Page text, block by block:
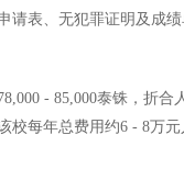
表、无犯罪证明及成
- 85,000泰铢，折
校每年总费用约6 - 8万元